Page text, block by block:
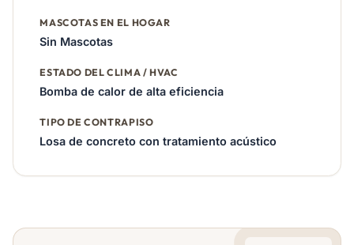
MASCOTAS EN EL HOGAR
Sin Mascotas
ESTADO DEL CLIMA / HVAC
Bomba de calor de alta eficiencia
TIPO DE CONTRAPISO
Losa de concreto con tratamiento acústico